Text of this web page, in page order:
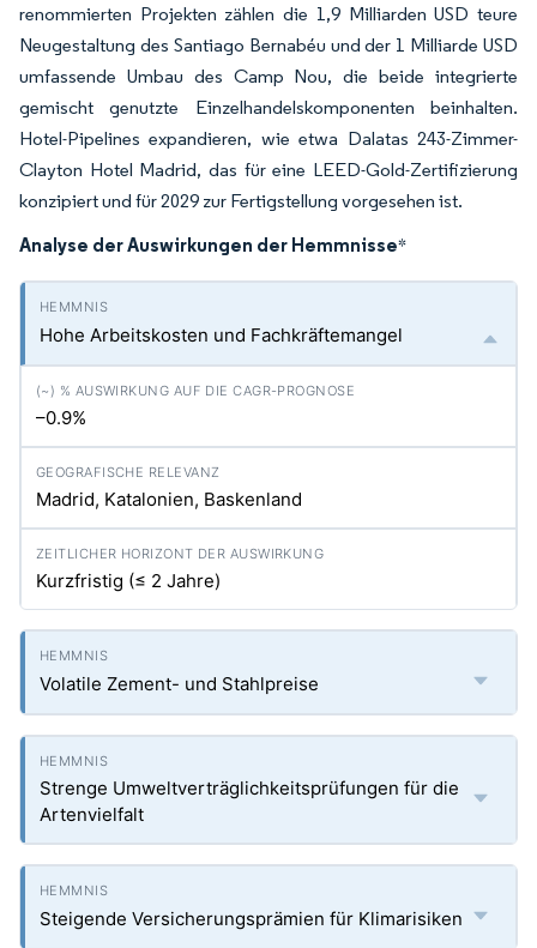
renommierten Projekten zählen die 1,9 Milliarden USD teure
Neugestaltung des Santiago Bernabéu und der 1 Milliarde USD
umfassende Umbau des Camp Nou, die beide integrierte
gemischt genutzte Einzelhandelskomponenten beinhalten.
Hotel-Pipelines expandieren, wie etwa Dalatas 243-Zimmer-
Clayton Hotel Madrid, das für eine LEED-Gold-Zertifizierung
konzipiert und für 2029 zur Fertigstellung vorgesehen ist.
Analyse der Auswirkungen der Hemmnisse*
Hohe Arbeitskosten und Fachkräftemangel
–0.9%
Madrid, Katalonien, Baskenland
Kurzfristig (≤ 2 Jahre)
Volatile Zement- und Stahlpreise
Strenge Umweltverträglichkeitsprüfungen für die
Artenvielfalt
Steigende Versicherungsprämien für Klimarisiken